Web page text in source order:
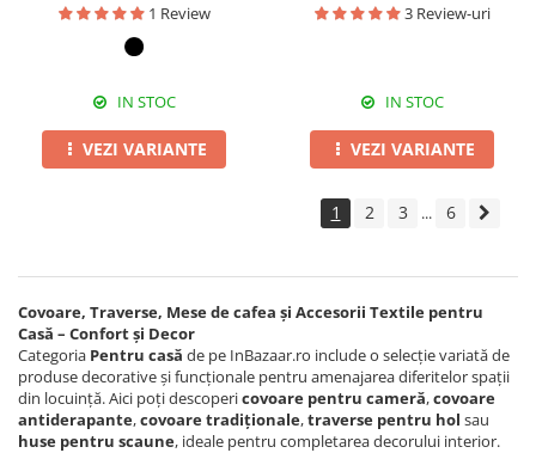
1 Review
IN STOC
VEZI VARIANTE
3 Review-uri
IN STOC
VEZI VARIANTE
1 2 3 ... 6
Covoare, Traverse, Mese de cafea și Accesorii Textile pentru
Casă – Confort și Decor
Categoria Pentru casă de pe InBazaar.ro include o selecție variată de
produse decorative și funcționale pentru amenajarea diferitelor spații
din locuință. Aici poți descopericovoare pentru cameră,covoare
antiderapante,covoare tradiționale,traverse pentru hol sau
huse pentru scaune, ideale pentru completarea decorului interior.